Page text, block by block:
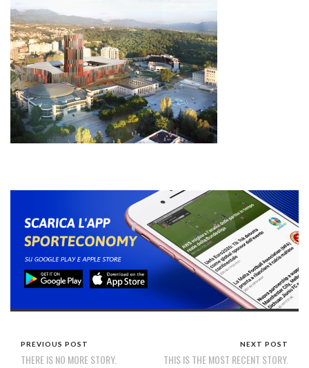
PREVIOUS POST
THERE IS NO MORE STORY.
NEXT POST
THIS IS THE MOST RECENT STORY.